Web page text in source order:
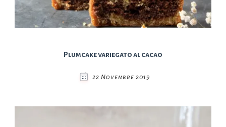
Plumcake variegato al cacao
22 Novembre 2019